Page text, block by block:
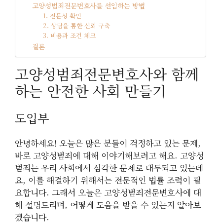
고양성범죄전문변호사를 선임하는 방법
1. 전문성 확인
2. 상담을 통한 신뢰 구축
3. 비용과 조건 체크
결론
고양성범죄전문변호사와 함께
하는 안전한 사회 만들기
도입부
안녕하세요! 오늘은 많은 분들이 걱정하고 있는 문제,
바로 고양성범죄에 대해 이야기해보려고 해요. 고양성
범죄는 우리 사회에서 심각한 문제로 대두되고 있는데
요, 이를 해결하기 위해서는 전문적인 법률 조력이 필
요합니다. 그래서 오늘은 고양성범죄전문변호사에 대
해 설명드리며, 어떻게 도움을 받을 수 있는지 알아보
겠습니다.